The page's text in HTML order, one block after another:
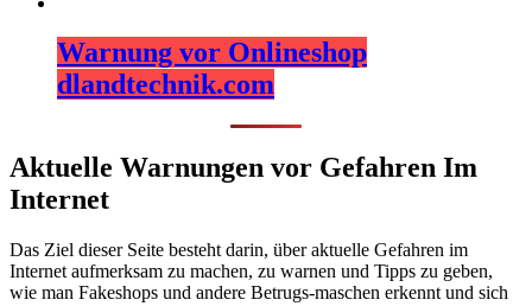
Warnung vor Onlineshop
dlandtechnik.com
Aktuelle Warnungen vor Gefahren Im
Internet
Das Ziel dieser Seite besteht darin, über aktuelle Gefahren im
Internet aufmerksam zu machen, zu warnen und Tipps zu geben,
wie man Fakeshops und andere Betrugs-maschen erkennt und sich